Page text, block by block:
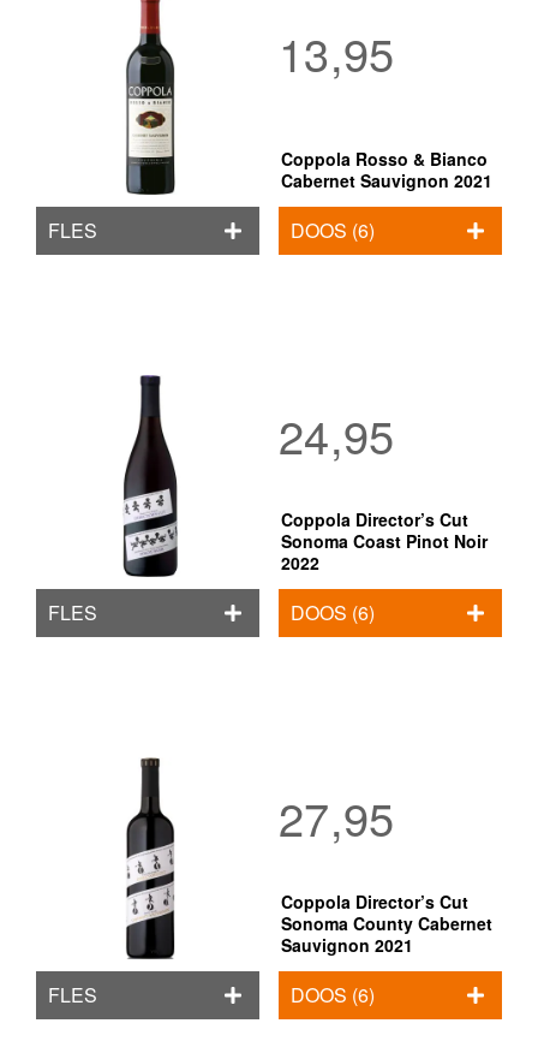
Coppola Rosso & Bianco
Cabernet Sauvignon 2021
13,95
FLES DOOS (6)
Coppola Director’s Cut
Sonoma Coast Pinot Noir
2022
24,95
FLES DOOS (6)
Coppola Director’s Cut
Sonoma County Cabernet
Sauvignon 2021
27,95
FLES DOOS (6)